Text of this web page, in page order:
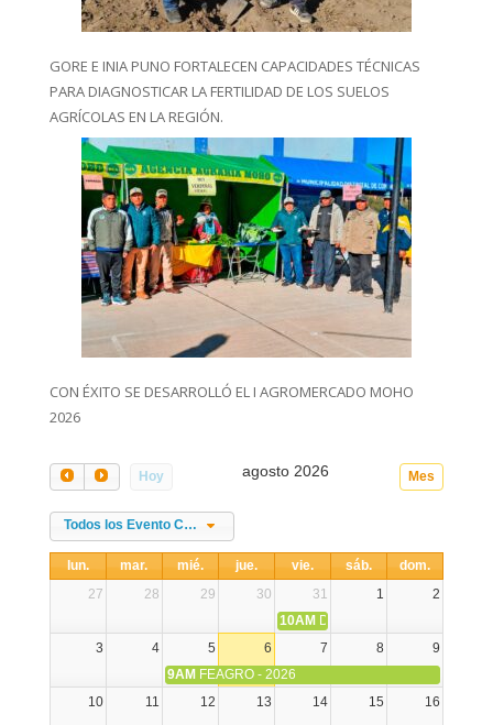
GORE E INIA PUNO FORTALECEN CAPACIDADES TÉCNICAS
PARA DIAGNOSTICAR LA FERTILIDAD DE LOS SUELOS
AGRÍCOLAS EN LA REGIÓN.
CON ÉXITO SE DESARROLLÓ EL I AGROMERCADO MOHO
2026
Hoy Mes
agosto 2026
Todos los Evento Categories
lun. mar. mié. jue. vie. sáb.
dom.
27
28 29 30 31 1
2
10AM DIA NACIONAL DE LA
3
4 5 6 7 8
9
9AM FEAGRO - 2026
10
11 12 13 14 15 16